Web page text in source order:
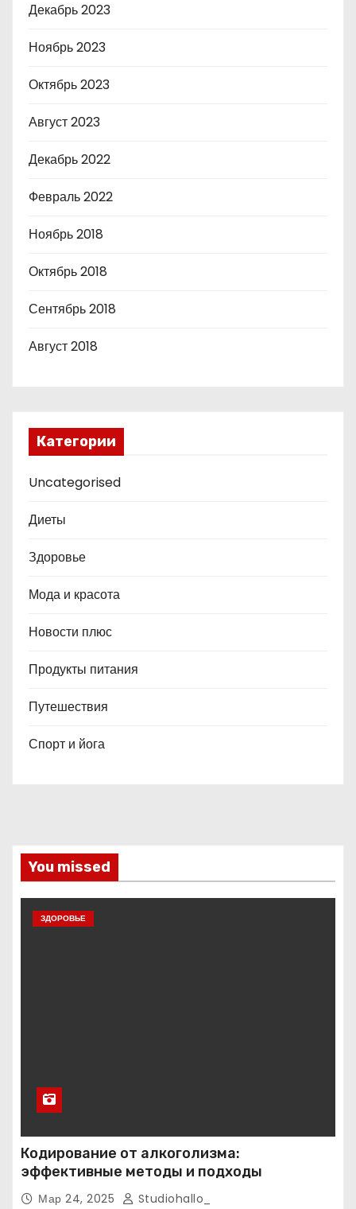
Декабрь 2023
Ноябрь 2023
Октябрь 2023
Август 2023
Декабрь 2022
Февраль 2022
Ноябрь 2018
Октябрь 2018
Сентябрь 2018
Август 2018
Категории
Uncategorised
Диеты
Здоровье
Мода и красота
Новости плюс
Продукты питания
Путешествия
Спорт и йога
You missed
ЗДОРОВЬЕ
Кодирование от алкоголизма:
эффективные методы и подходы
Мар 24, 2025 Studiohallo_